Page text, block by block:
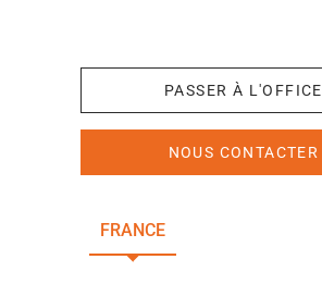
PASSER À L'OFFICE
NOUS CONTACTER
FRANCE